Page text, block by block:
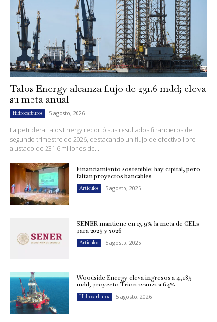
Talos Energy alcanza flujo de 231.6 mdd; eleva
su meta anual
Hidrocarburos 5 agosto, 2026
La petrolera Talos Energy reportó sus resultados financieros del
segundo trimestre de 2026, destacando un flujo de efectivo libre
ajustado de 231.6 millones de...
Financiamiento sostenible: hay capital, pero
faltan proyectos bancables
Artículos 5 agosto, 2026
SENER mantiene en 13.9% la meta de CELs
para 2025 y 2026
Artículos 5 agosto, 2026
Woodside Energy eleva ingresos a 4,185
mdd; proyecto Trion avanza a 64%
Hidrocarburos 5 agosto, 2026